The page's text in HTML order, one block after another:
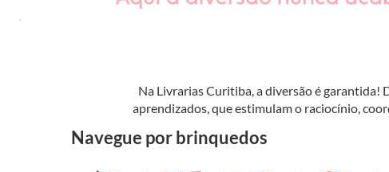
Na Livrarias Curitiba, a diversão é garantida!
aprendizados, que estimulam o raciocínio,
Navegue por brinquedos